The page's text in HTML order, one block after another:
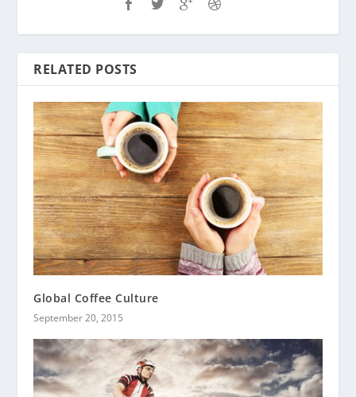
RELATED POSTS
Global Coffee Culture
September 20, 2015